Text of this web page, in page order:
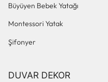
Büyüyen Bebek Yatağı
Montessori Yatak
Şifonyer
DUVAR DEKOR